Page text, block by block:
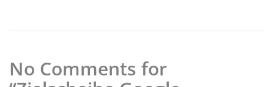
No Comments for